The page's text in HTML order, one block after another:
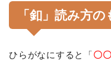
「釦」読み方
ひらがなにすると「〇